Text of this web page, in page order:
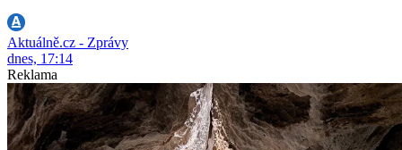
Aktuálně.cz - Zprávy
dnes, 17:14
Reklama